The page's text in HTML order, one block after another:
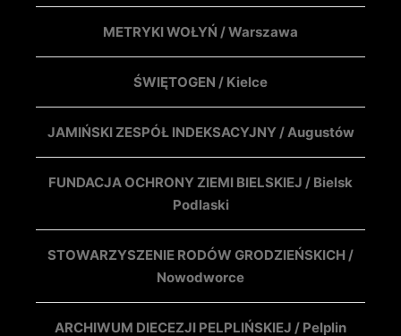
METRYKI WOŁYŃ / Warszawa
ŚWIĘTOGEN / Kielce
JAMIŃSKI ZESPÓŁ INDEKSACYJNY / Augustów
FUNDACJA OCHRONY ZIEMI BIELSKIEJ / Bielsk
Podlaski
STOWARZYSZENIE RODÓW GRODZIEŃSKICH /
Nowodworce
ARCHIWUM DIECEZJI PELPLIŃSKIEJ / Pelplin